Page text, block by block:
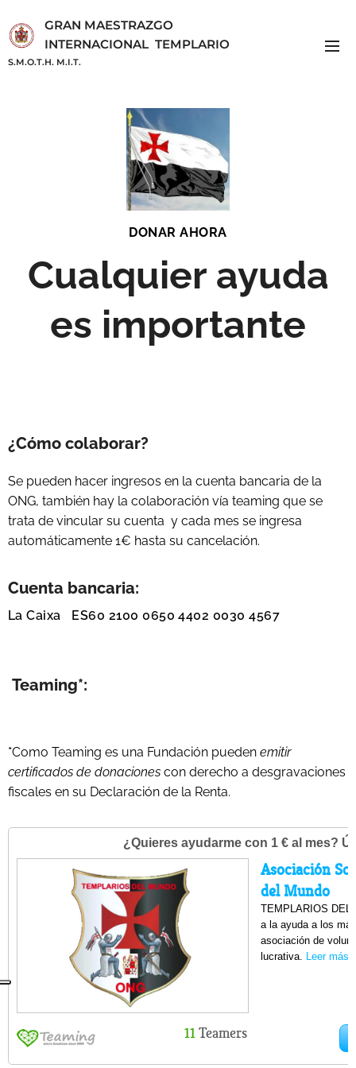
GRAN MAESTRAZGO
INTERNACIONAL TEMPLARIO
S.M.O.T.H. M.I.T.
DONAR AHORA
Cualquier ayuda
es importante
¿Cómo colaborar?
Se pueden hacer ingresos en la cuenta bancaria de la
ONG, también hay la colaboración vía teaming que se
trata de vincular su cuenta y cada mes se ingresa
automáticamente 1€ hasta su cancelación.
Cuenta bancaria:
La Caixa ES60 2100 0650 4402 0030 4567
Teaming*:
*Como Teaming es una Fundación pueden emitir
certificados de donaciones con derecho a desgravaciones
fiscales en su Declaración de la Renta.